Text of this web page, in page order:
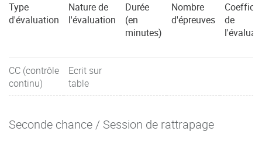
Type
d'évaluation
Nature de
l'évaluation
Durée
(en
minutes)
Nombre
d'épreuves
de
CC (contrôle
continu)
Ecrit sur
table
Seconde chance / Session de rattrapage